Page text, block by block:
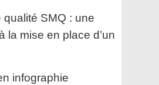
qualité SMQ : une
la mise en place d’un
infographie